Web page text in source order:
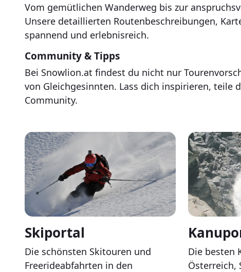
Vom gemütlichen Wanderweg bis zur
Unsere detaillierten Routenbeschreibungen,
spannend und erlebnisreich.
Community & Tipps
Bei Snowlion.at findest du nicht nur
von Gleichgesinnten. Lass dich inspirieren, teile
Community.
Skiportal
Die schönsten Skitouren und
Freerideabfahrten in den
Die besten
Österreich,